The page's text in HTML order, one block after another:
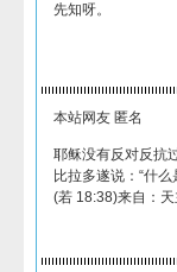
先知呀。
本站网友 匿名
耶稣没有反对反抗
比拉多遂说：“什
(若 18:38)来自：